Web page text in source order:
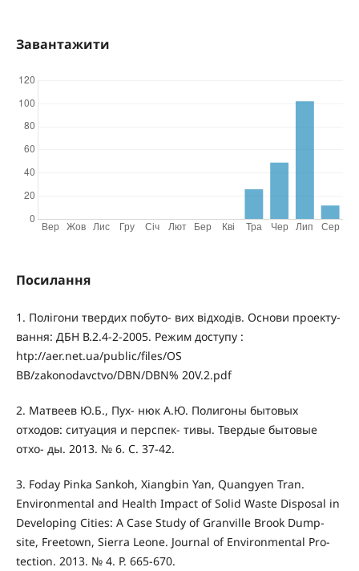
Завантажити
Посилання
1. Полігони твердих побуто- вих відходів. Основи проекту-
вання: ДБН В.2.4-2-2005. Режим доступу :
htp://aer.net.ua/public/files/OS
BB/zakonodavctvo/DBN/DBN% 20V.2.pdf
2. Матвеев Ю.Б., Пух- нюк А.Ю. Полигоны бытовых
отходов: ситуация и перспек- тивы. Твердые бытовые
отхо- ды. 2013. № 6. С. 37-42.
3. Foday Pinka Sankoh, Xiangbin Yan, Quangyen Tran.
Environmental and Health Impact of Solid Waste Disposal in
Developing Cities: A Case Study of Granville Brook Dump-
site, Freetown, Sierra Leone. Journal of Environmental Pro-
tection. 2013. № 4. P. 665-670.